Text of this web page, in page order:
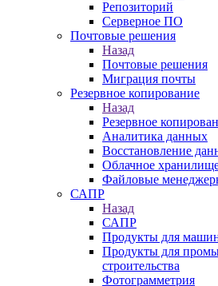
Репозиторий
Серверное ПО
Почтовые решения
Назад
Почтовые решения
Миграция почты
Резервное копирование
Назад
Резервное
Аналитика данных
Восстановление
Облачное
Файловые
САПР
Назад
САПР
Продукты для
Продукты для
строительства
Фотограмметрия